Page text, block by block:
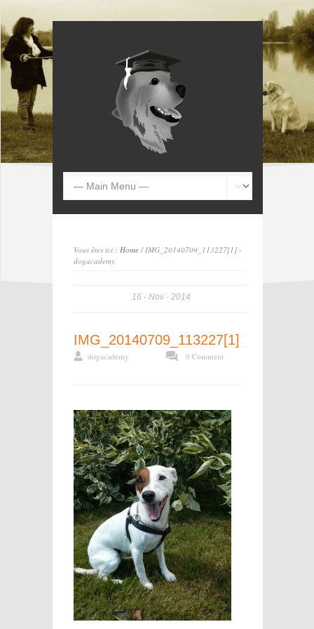
Vous êtes ici : Home/ IMG_20140709_113227[1] -
dogacademy
16 Nov 2014
IMG_20140709_113227[1]
dogacademy 0 Comment